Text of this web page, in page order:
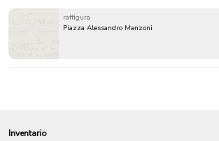
raffigura
Piazza Alessandro Manzoni
Inventario